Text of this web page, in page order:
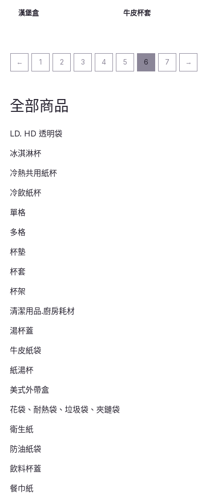
全部商品
LD. HD 透明袋
冰淇淋杯
冷熱共用紙杯
冷飲紙杯
單格
多格
杯墊
杯套
杯架
清潔用品.廚房耗材
湯杯蓋
牛皮紙袋
紙湯杯
美式外帶盒
花袋、耐熱袋、垃圾袋、夾鏈袋
衛生紙
防油紙袋
飲料杯蓋
餐巾紙
漢堡盒 牛皮杯套
← 1 2 3 4 5 6 7 →